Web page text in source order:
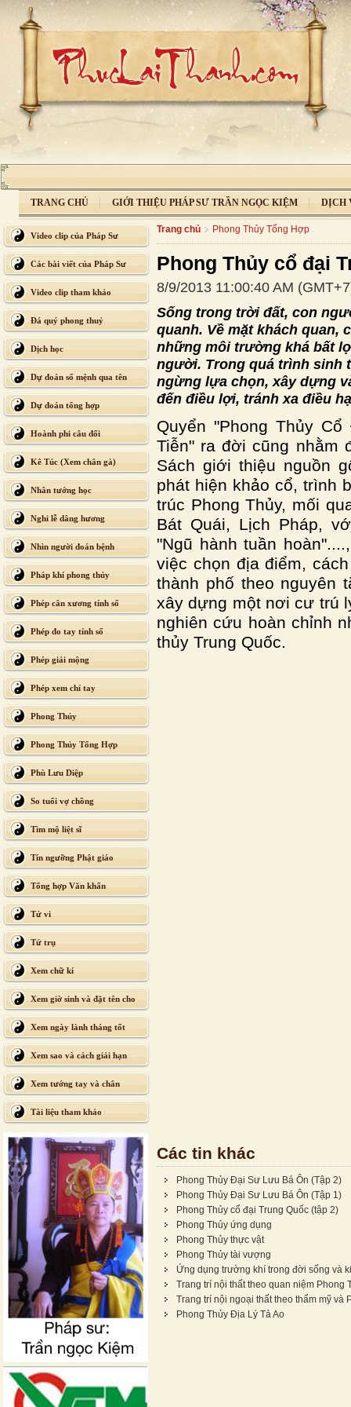
TRANG CHỦ GIỚI THIỆU PHÁP SƯ TRẦN NGỌC KIỆM DỊCH
Video clip của Pháp Sư
Các bài viết của Pháp Sư
Video clip tham khảo
Đá quý phong thuỷ
Dịch học
Dự đoán số mệnh qua tên
Dự đoán tổng hợp
Hoành phi câu đối
Kê Túc (Xem chân gà)
Nhân tướng học
Nghi lễ dâng hương
Nhìn người đoán bệnh
Pháp khí phong thủy
Phép cân xương tính số
Phép đo tay tính số
Phép giải mộng
Phép xem chỉ tay
Phong Thủy
Phong Thủy Tổng Hợp
Phù Lưu Diệp
So tuổi vợ chồng
Tìm mộ liệt sĩ
Tín ngưỡng Phật giáo
Tổng hợp Văn khấn
Tử vi
Tứ trụ
Xem chữ kí
Xem giờ sinh và đặt tên cho
con
Xem ngày lành tháng tốt
Xem sao và cách giải hạn
Xem tướng tay và chân
Tài liệu tham khảo
Trang chủ Phong Thủy Tổng Hợp
Phong Thủy cổ đại
8/9/2013 11:00:40 AM
Sống trong trời đất, con
quanh. Về mặt khách
những môi trường khá bất
người. Trong quá trình sinh
ngừng lựa chọn, xây dựng
đến điều lợi, tránh xa điều
Quyển "Phong Thủy
Tiễn" ra đời cũng nhằm
Sách giới thiệu nguồn
phát hiện khảo cổ, trình
trúc Phong Thủy, mối
Bát Quái, Lịch Pháp,
"Ngũ hành tuần
việc chọn địa điểm,
thành phố theo nguyên
xây dựng một nơi cư trú
nghiên cứu hoàn chỉnh
thủy Trung Quốc.
Các tin khác
Phong Thủy Đại Sư Lưu Bá Ôn (Tập 2)
Phong Thủy Đại Sư Lưu Bá Ôn (Tập 1)
Phong Thủy cổ đại Trung Quốc (tập 2)
Phong Thủy ứng dụng
Phong Thủy thực vật
Phong Thủy tài vượng
Ứng dụng trường khí trong đời sống và
Trang trí nội thất theo quan niệm Phong
Trang trí nội ngoại thất theo thẩm mỹ
Phong Thủy Địa Lý Tả Ao